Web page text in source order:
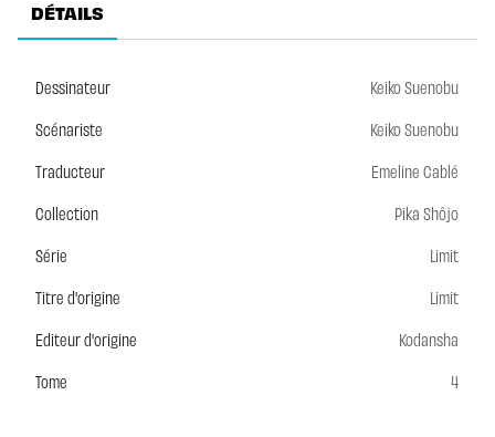
DÉTAILS
Dessinateur
Keiko Suenobu
Scénariste
Keiko Suenobu
Traducteur
Emeline Cablé
Collection
Pika Shôjo
Série
Limit
Titre d'origine
Limit
Editeur d'origine
Kodansha
Tome
4